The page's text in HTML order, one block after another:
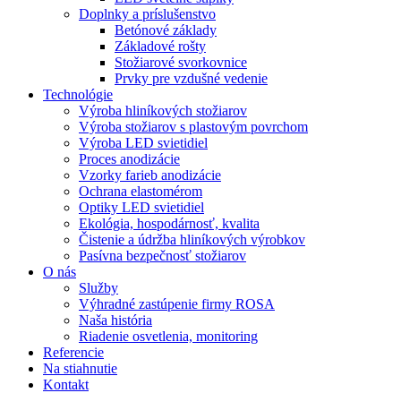
Doplnky a príslušenstvo
Betónové základy
Základové rošty
Stožiarové svorkovnice
Prvky pre vzdušné vedenie
Technológie
Výroba hliníkových stožiarov
Výroba stožiarov s plastovým povrchom
Výroba LED svietidiel
Proces anodizácie
Vzorky farieb anodizácie
Ochrana elastomérom
Optiky LED svietidiel
Ekológia, hospodárnosť, kvalita
Čistenie a údržba hliníkových výrobkov
Pasívna bezpečnosť stožiarov
O nás
Služby
Výhradné zastúpenie firmy ROSA
Naša história
Riadenie osvetlenia, monitoring
Referencie
Na stiahnutie
Kontakt